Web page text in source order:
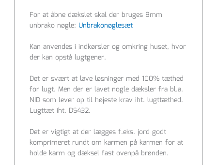
For at åbne dækslet skal der bruges 8mm
unbrako nøgle: Unbrakonøglesæt
Kan anvendes i indkørsler og omkring huset, hvor
der kan opstå lugtgener.
Det er svært at lave løsninger med 100% tæthed
for lugt. Men der er lavet nogle dæksler fra bl.a.
NID som lever op til højeste krav iht. lugttæthed.
Lugttæt iht. DS432.
Det er vigtigt at der lægges f.eks. jord godt
komprimeret rundt om karmen på karmen for at
holde karm og dæksel fast ovenpå brønden.